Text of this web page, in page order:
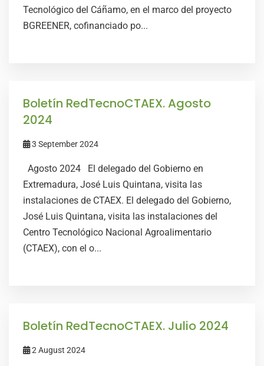
Tecnológico del Cáñamo, en el marco del proyecto
BGREENER, cofinanciado po...
Boletín RedTecnoCTAEX. Agosto
2024
3 September 2024
Agosto 2024 El delegado del Gobierno en
Extremadura, José Luis Quintana, visita las
instalaciones de CTAEX. El delegado del Gobierno,
José Luis Quintana, visita las instalaciones del
Centro Tecnológico Nacional Agroalimentario
(CTAEX), con el o...
Boletín RedTecnoCTAEX. Julio 2024
2 August 2024